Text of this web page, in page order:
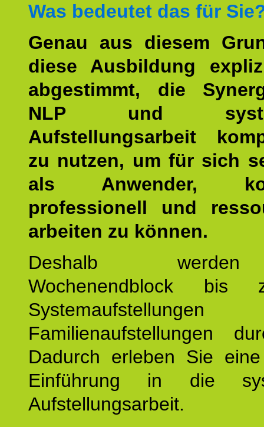
Was bedeutet das für
Genau aus diesem
diese Ausbildung
abgestimmt, die
NLP und
Aufstellungsarbeit
zu nutzen, um für sich
als Anwender,
professionell und
arbeiten zu können.
Deshalb
Wochenendblock bis
Familienaufstellungen
Dadurch erleben Sie
Einführung in die
Aufstellungsarbeit.